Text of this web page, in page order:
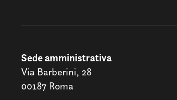
Sede amministrativa
Via Barberini, 28
00187 Roma